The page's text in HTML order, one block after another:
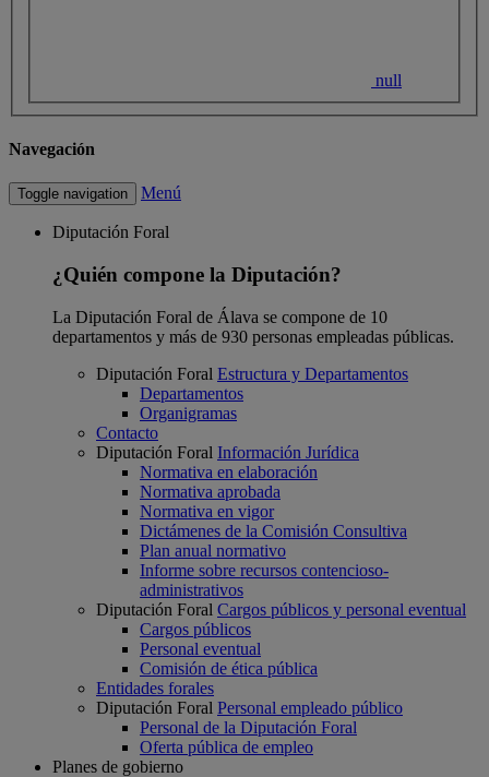
null
Navegación
Toggle navigation Menú
Diputación Foral
¿Quién compone la Diputación?
La Diputación Foral de Álava se compone de 10
departamentos y más de 930 personas empleadas públicas.
Diputación Foral Estructura y Departamentos
Departamentos
Organigramas
Contacto
Diputación Foral Información Jurídica
Normativa en elaboración
Normativa aprobada
Normativa en vigor
Dictámenes de la Comisión Consultiva
Plan anual normativo
Informe sobre recursos contencioso-
administrativos
Diputación Foral Cargos públicos y personal eventual
Cargos públicos
Personal eventual
Comisión de ética pública
Entidades forales
Diputación Foral Personal empleado público
Personal de la Diputación Foral
Oferta pública de empleo
Planes de gobierno